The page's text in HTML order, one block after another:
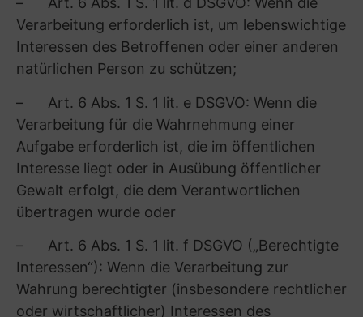
– gemäß Art. 21 DSGVO Widerspruch gegen
die Verarbeitung einzulegen, sofern die
Verarbeitung aufgrund von Art. 6 Abs. 1 S. 1 lit.
insbesondere der Fall, wenn die Verarbeitung
nicht zur Erfüllung eines Vertrags mit Ihnen
erforderlich ist. Sofern es sich nicht um einen
Widerspruch gegen Direktwerbung handelt,
bitten wir bei Ausübung eines solchen
Widerspruchs um die Darlegung der Gründe,
weshalb wir Ihre Daten nicht wie von uns
durchgeführt verarbeiten sollen. Im Falle Ihres
begründeten Widerspruchs prüfen wir die
Sachlage und werden entweder die